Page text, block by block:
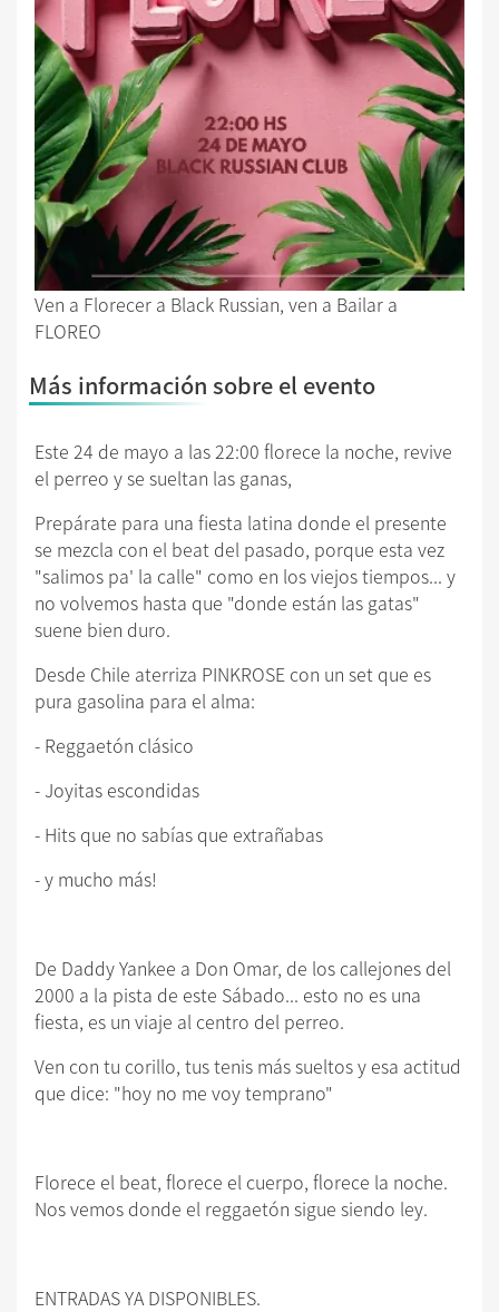
Ven a Florecer a Black Russian, ven a Bailar a
FLOREO
Más información sobre el evento
Este 24 de mayo a las 22:00 florece la noche, revive
el perreo y se sueltan las ganas,
Prepárate para una fiesta latina donde el presente
se mezcla con el beat del pasado, porque esta vez
"salimos pa' la calle" como en los viejos tiempos... y
no volvemos hasta que "donde están las gatas"
suene bien duro.
Desde Chile aterriza PINKROSE con un set que es
pura gasolina para el alma:
- Reggaetón clásico
- Joyitas escondidas
- Hits que no sabías que extrañabas
- y mucho más!
De Daddy Yankee a Don Omar, de los callejones del
2000 a la pista de este Sábado... esto no es una
fiesta, es un viaje al centro del perreo.
Ven con tu corillo, tus tenis más sueltos y esa actitud
que dice: "hoy no me voy temprano"
Florece el beat, florece el cuerpo, florece la noche.
Nos vemos donde el reggaetón sigue siendo ley.
ENTRADAS YA DISPONIBLES.